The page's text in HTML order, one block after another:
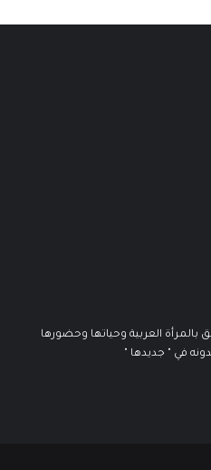
بالمرأة العربية وحياتها وحضورها
في " جديدها "